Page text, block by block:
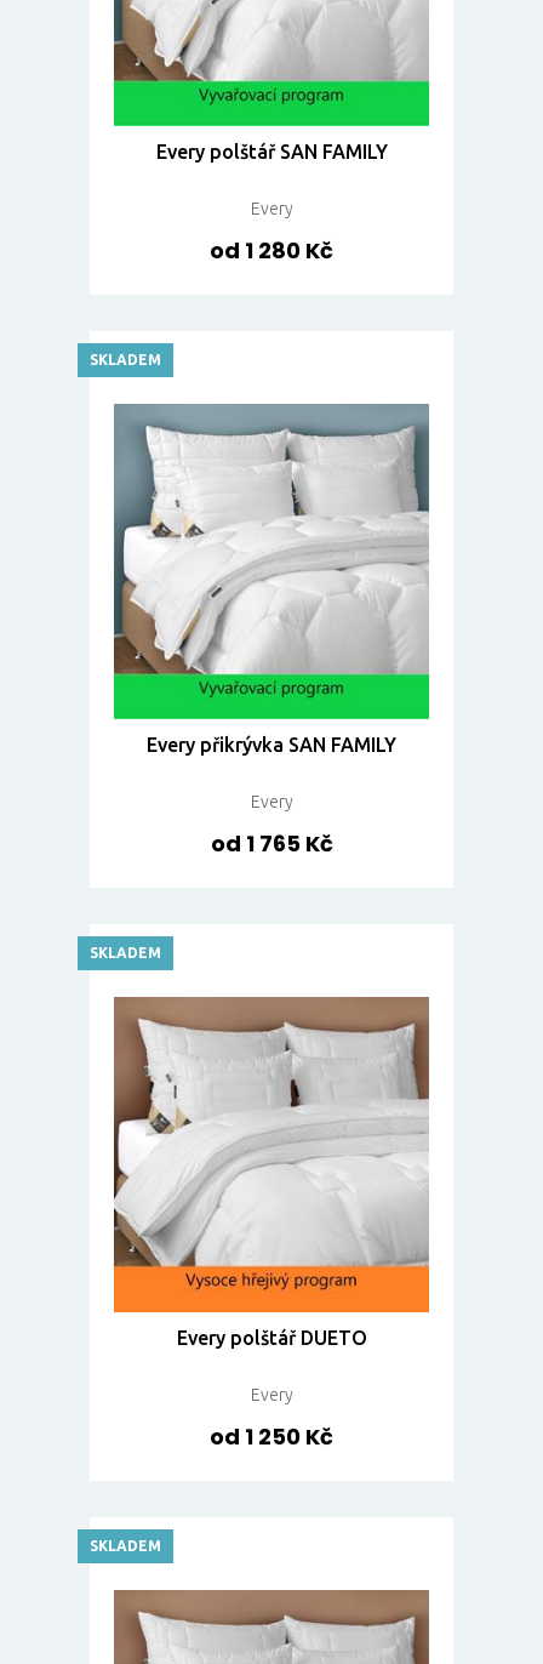
Every polštář SAN FAMILY
Every
od 1 280 Kč
Every přikrývka SAN FAMILY
Every
od 1 765 Kč
SKLADEM
Every polštář DUETO
Every
od 1 250 Kč
SKLADEM
SKLADEM